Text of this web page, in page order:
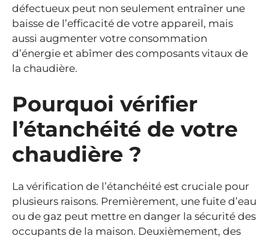
défectueux peut non seulement entraîner une
baisse de l’efficacité de votre appareil, mais
aussi augmenter votre consommation
d’énergie et abîmer des composants vitaux de
la chaudière.
Pourquoi vérifier
l’étanchéité de votre
chaudière ?
La vérification de l’étanchéité est cruciale pour
plusieurs raisons. Premièrement, une fuite d’eau
ou de gaz peut mettre en danger la sécurité des
occupants de la maison. Deuxièmement, des